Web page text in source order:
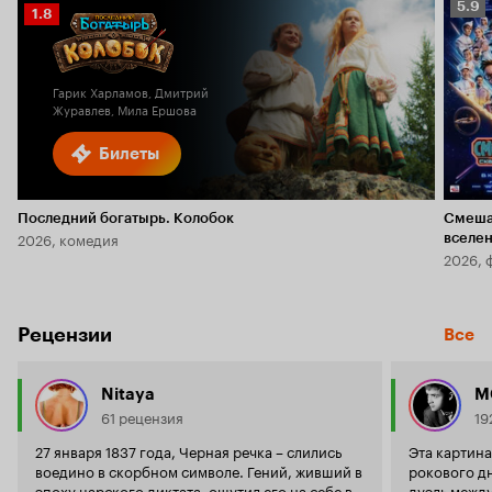
Билеты
Рейтинг
Кинопоиска
1.8
Гарик Харламов, Дмитрий
Журавлев, Мила Ершова
Последний богатырь. Колобок
2026, комедия
5.9
5.9
2026,
Рецензии Все
Nitaya
61 рецензия
27 января 1837 года, Черная речка – слились
воедино в скорбном символе. Гений, живший в
Эта
рокового